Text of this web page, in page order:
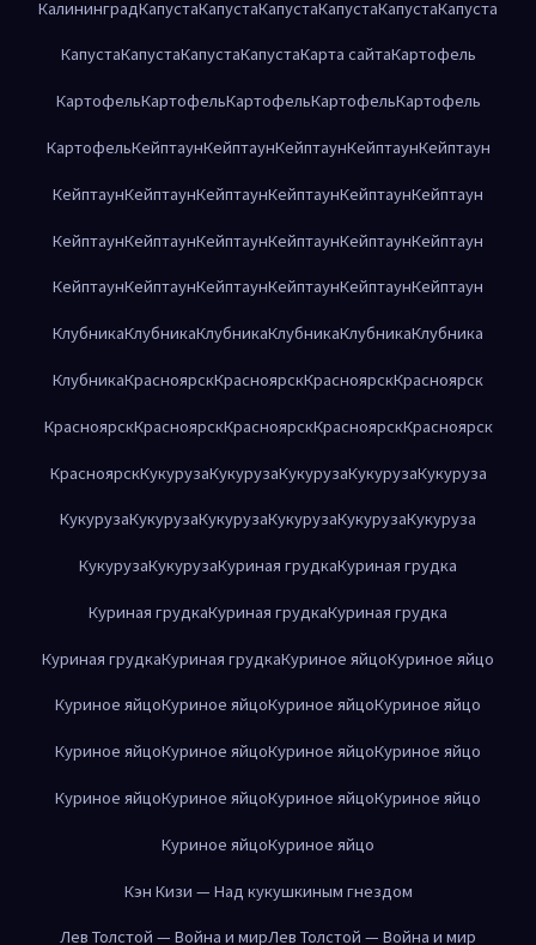
КалининградКапустаКапустаКапустаКапустаКапустаКапуста
КапустаКапустаКапустаКапустаКарта сайтаКартофель
КартофельКартофельКартофельКартофельКартофель
КартофельКейптаунКейптаунКейптаунКейптаунКейптаун
КейптаунКейптаунКейптаунКейптаунКейптаунКейптаун
КейптаунКейптаунКейптаунКейптаунКейптаунКейптаун
КейптаунКейптаунКейптаунКейптаунКейптаунКейптаун
КлубникаКлубникаКлубникаКлубникаКлубникаКлубника
КлубникаКрасноярскКрасноярскКрасноярскКрасноярск
КрасноярскКрасноярскКрасноярскКрасноярскКрасноярск
КрасноярскКукурузаКукурузаКукурузаКукурузаКукуруза
КукурузаКукурузаКукурузаКукурузаКукурузаКукуруза
КукурузаКукурузаКуриная грудкаКуриная грудка
Куриная грудкаКуриная грудкаКуриная грудка
Куриная грудкаКуриная грудкаКуриное яйцоКуриное яйцо
Куриное яйцоКуриное яйцоКуриное яйцоКуриное яйцо
Куриное яйцоКуриное яйцоКуриное яйцоКуриное яйцо
Куриное яйцоКуриное яйцоКуриное яйцоКуриное яйцо
Куриное яйцоКуриное яйцо
Кэн Кизи — Над кукушкиным гнездом
Лев Толстой — Война и мирЛев Толстой — Война и мир